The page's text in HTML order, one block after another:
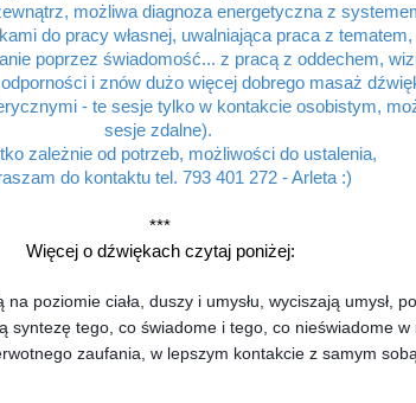
możliwa diagnoza energetyczna z
do pracy własnej, uwalniająca praca z
poprzez świadomość... z pracą z oddechem,
i znów dużo więcej dobrego masaż
- te sesje tylko w kontakcie osobistym,
sesje zdalne).
zależnie od potrzeb, możliwości do ustalenia,
do kontaktu tel. 793 401 272 - Arleta :)
***
Więcej o dźwiękach czytaj poniżej:
na poziomie ciała, duszy i umysłu, wyciszają umysł,
syntezę tego, co świadome i tego, co nieświadome w
zaufania, w lepszym kontakcie z samym